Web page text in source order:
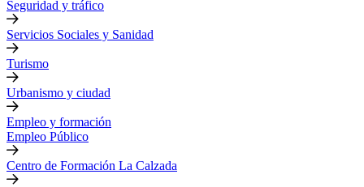
Seguridad y tráfico
Servicios Sociales y Sanidad
Turismo
Urbanismo y ciudad
Empleo y formación
Empleo Público
Centro de Formación La Calzada